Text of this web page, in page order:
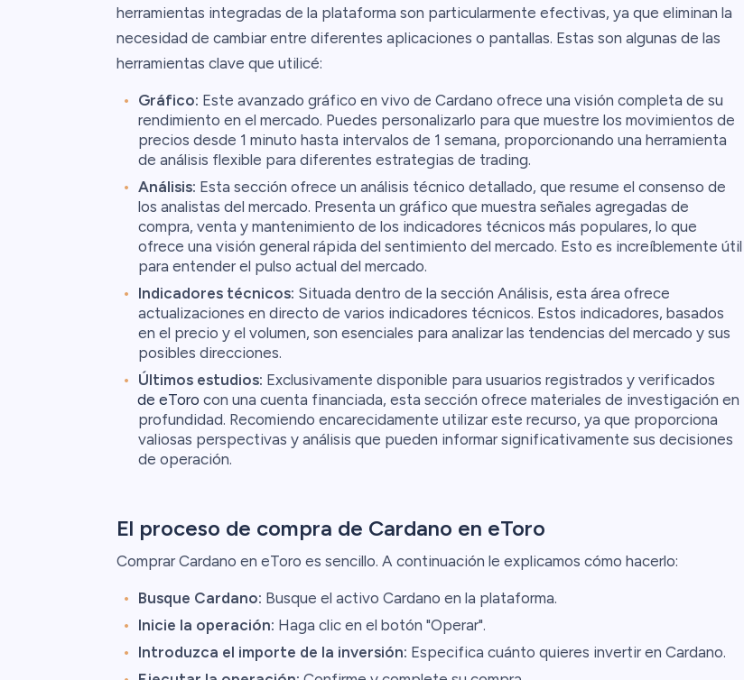
herramientas integradas de la plataforma son particularmente efectivas, ya que eliminan la
necesidad de cambiar entre diferentes aplicaciones o pantallas. Estas son algunas de las
herramientas clave que utilicé:
Gráfico: Este avanzado gráfico en vivo de Cardano ofrece una visión completa de su
rendimiento en el mercado. Puedes personalizarlo para que muestre los movimientos de
precios desde 1 minuto hasta intervalos de 1 semana, proporcionando una herramienta
de análisis flexible para diferentes estrategias de trading.
Análisis: Esta sección ofrece un análisis técnico detallado, que resume el consenso de
los analistas del mercado. Presenta un gráfico que muestra señales agregadas de
compra, venta y mantenimiento de los indicadores técnicos más populares, lo que
ofrece una visión general rápida del sentimiento del mercado. Esto es increíblemente útil
para entender el pulso actual del mercado.
Indicadores técnicos: Situada dentro de la sección Análisis, esta área ofrece
actualizaciones en directo de varios indicadores técnicos. Estos indicadores, basados
en el precio y el volumen, son esenciales para analizar las tendencias del mercado y sus
posibles direcciones.
Últimos estudios: Exclusivamente disponible para usuarios registrados y verificados
de eToro con una cuenta financiada, esta sección ofrece materiales de investigación en
profundidad. Recomiendo encarecidamente utilizar este recurso, ya que proporciona
valiosas perspectivas y análisis que pueden informar significativamente sus decisiones
de operación.
El proceso de compra de Cardano en eToro
Comprar Cardano en eToro es sencillo. A continuación le explicamos cómo hacerlo:
Busque Cardano: Busque el activo Cardano en la plataforma.
Inicie la operación: Haga clic en el botón "Operar".
Introduzca el importe de la inversión: Especifica cuánto quieres invertir en Cardano.